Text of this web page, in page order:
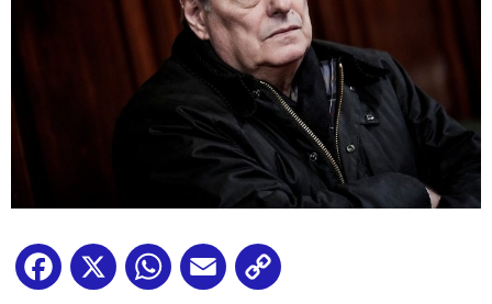
Facebook
X WhatsApp
Email